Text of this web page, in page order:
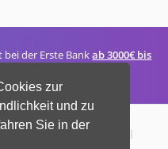
zur
und zu
Sie in der
bei der Erste Bankab 3000€ bis
vorbehalten |Datenschutz
|